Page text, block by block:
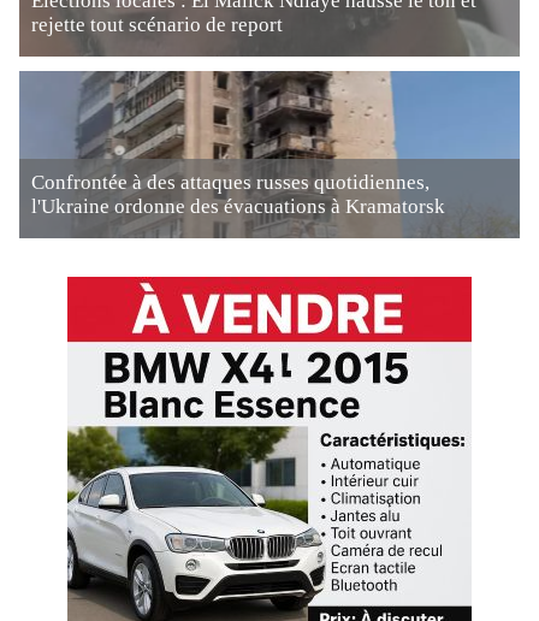
rejette tout scénario de report
Confrontée à des attaques russes quotidiennes,
l'Ukraine ordonne des évacuations à Kramatorsk